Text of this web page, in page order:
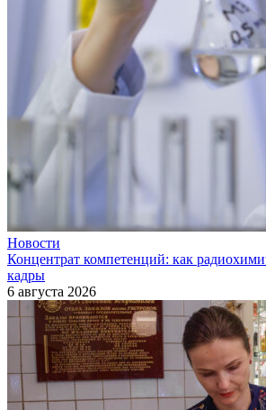
Новости
Концентрат компетенций: как
кадры
6 августа 2026